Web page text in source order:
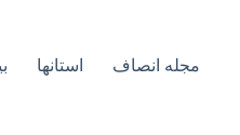
مجله انصاف استانها